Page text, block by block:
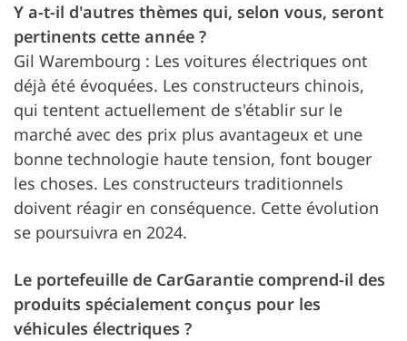
Y a-t-il d'autres thèmes qui, selon vous, seront
pertinents cette année ?
Gil Warembourg : Les voitures électriques ont
déjà été évoquées. Les constructeurs chinois,
qui tentent actuellement de s'établir sur le
marché avec des prix plus avantageux et une
bonne technologie haute tension, font bouger
les choses. Les constructeurs traditionnels
doivent réagir en conséquence. Cette évolution
se poursuivra en 2024.
Le portefeuille de CarGarantie comprend-il des
produits spécialement conçus pour les
véhicules électriques ?